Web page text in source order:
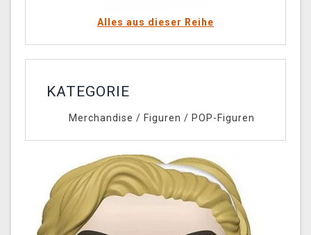
Alles aus dieser Reihe
KATEGORIE
Merchandise / Figuren / POP-Figuren